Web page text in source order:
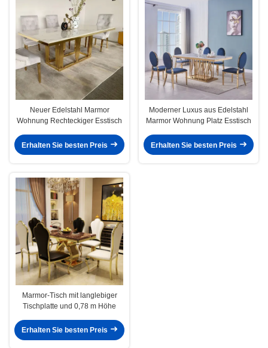
Neuer Edelstahl Marmor
Wohnung Rechteckiger Esstisch
Erhalten Sie besten Preis
Moderner Luxus aus Edelstahl
Marmor Wohnung Platz Esstisch
Erhalten Sie besten Preis
Marmor-Tisch mit langlebiger
Tischplatte und 0,78 m Höhe
Erhalten Sie besten Preis